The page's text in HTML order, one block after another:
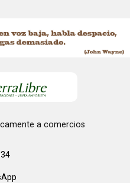
a comercios